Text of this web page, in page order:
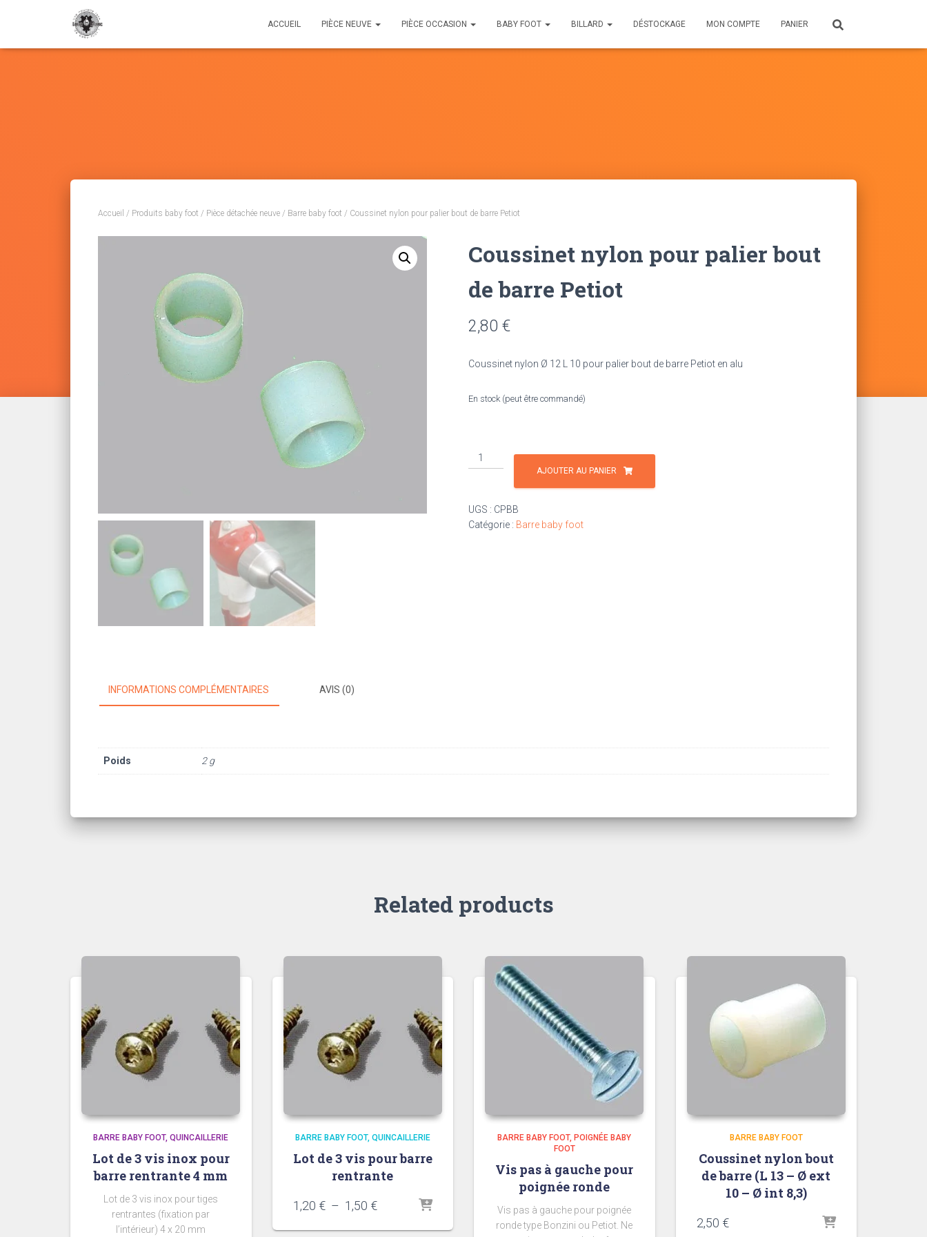
ACCUEIL PIÈCE NEUVE PIÈCE OCCASION BABY FOOT BILLARD DÉSTOCKAGE MON COMPTE PANIER
Accueil / Produits baby foot / Pièce détachée neuve / Barre baby foot / Coussinet nylon pour palier bout de barre Petiot
Coussinet nylon pour palier bout
de barre Petiot
2,80 €
Coussinet nylon Ø 12 L 10 pour palier bout de barre Petiot en alu
En stock (peut être commandé)
quantité
de
Coussinet
pour
palier
AJOUTER AU PANIER
UGS : CPBB
Catégorie : Barre baby foot
INFORMATIONS COMPLÉMENTAIRES AVIS (0)
Poids 2 g
Related products
BARRE BABY FOOT QUINCAILLERIE
Lot de 3 vis inox pour
barre rentrante 4 mm
Lot de 3 vis inox pour tiges
rentrantes (fixation par
l’intérieur) 4 x 20 mm
BARRE BABY FOOT QUINCAILLERIE
Lot de 3 vis pour barre
rentrante
1,20 € – 1,50 €Plage
prix :
BARRE BABY FOOT POIGNÉE BABY
FOOT
Vis pas à gauche pour
poignée ronde
Vis pas à gauche pour poignée
ronde type Bonzini ou Petiot. Ne
BARRE BABY FOOT
Coussinet nylon bout
de barre (L 13 – Ø ext
10 – Ø int 8,3)
2,50 €